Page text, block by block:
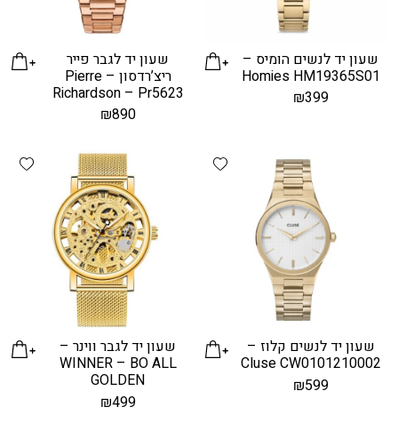
שעון יד לנשים הומיס –
Homies HM19365S01
₪399
שעון יד לגבר פייר
ריצ’רדסון – Pierre
Richardson – Pr5623
₪890
Add wishlist
שעון יד לנשים קלוז –
Cluse CW0101210002
₪599
שעון יד לגבר ווינר –
WINNER – BO ALL
GOLDEN
₪499